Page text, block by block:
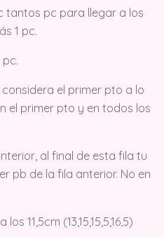
tantos pc para llegar a los
1 pc.
considera el primer pto a lo
el primer pto y en todos los
al final de esta fila tu
pb de la fila anterior. No en
11,5cm (13,15,15,5,16,5)